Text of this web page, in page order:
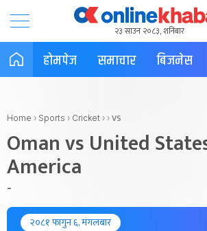
२३ साउन २०८३, शनिबार
होमपेज समाचार बिजनेस
Home › Sports › Cricket › › VS
Oman vs United
America
-
२०८१ फागुन ६, मंगलबार